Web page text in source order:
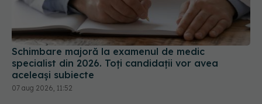
Schimbare majoră la examenul de medic
specialist din 2026. Toți candidații vor avea
aceleași subiecte
07 aug 2026, 11:52